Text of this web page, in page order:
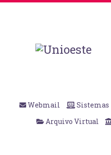
Webmail Sistemas
Arquivo Virtual